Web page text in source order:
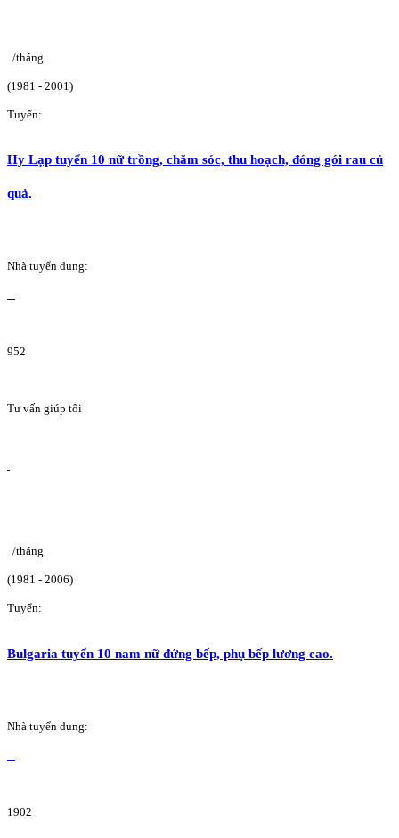
/tháng
(1981 - 2001)
Tuyển:
Hy Lạp tuyển 10 nữ trồng, chăm sóc, thu hoạch, đóng gói rau củ
quả.
Nhà tuyển dụng:
952
Tư vấn giúp tôi
/tháng
(1981 - 2006)
Tuyển:
Bulgaria tuyển 10 nam nữ đứng bếp, phụ bếp lương cao.
Nhà tuyển dụng:
1902